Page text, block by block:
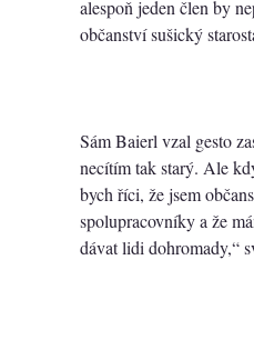
alespoň jeden člen by
občanství sušický
Sám Baierl vzal gesto
necítím tak starý. Ale
bych říci, že jsem
spolupracovníky a že
dávat lidi dohromady,“